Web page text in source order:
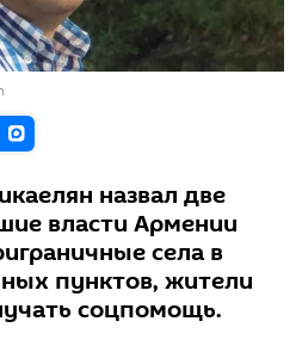
назвал две
власти Армении
села в
пунктов, жители
соцпомощь.